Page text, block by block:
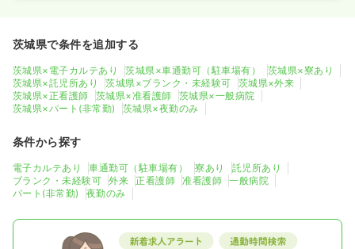
茨城県で条件を追加する
茨城県×電子カルテあり 茨城県×車通勤可（駐車場有）
茨城県×寮あり
茨城県×託児所あり
茨城県×ブランク・未経験可
茨城県×外来
茨城県×正看護師
茨城県×准看護師
茨城県×一般病院
茨城県×パート(非常勤)
茨城県×夜勤のみ
条件から探す
電子カルテあり 車通勤可（駐車場有） 寮あり
託児所あり
ブランク・未経験可
外来 正看護師 准看護師
一般病院
パート(非常勤)
夜勤のみ